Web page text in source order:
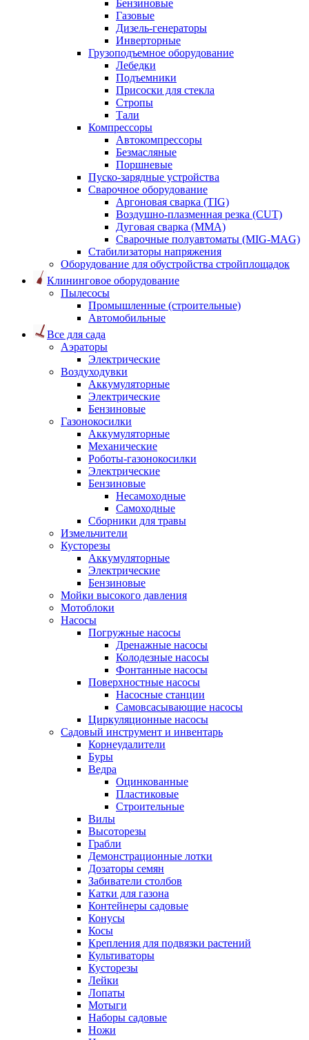
Бензиновые
Газовые
Дизель-генераторы
Инверторные
Грузоподъемное оборудование
Лебедки
Подъемники
Присоски для стекла
Стропы
Тали
Компрессоры
Автокомпрессоры
Безмасляные
Поршневые
Пуско-зарядные устройства
Сварочное оборудование
Аргоновая сварка (TIG)
Воздушно-плазменная резка (CUT)
Дуговая сварка (ММА)
Сварочные полуавтоматы (MIG-MAG)
Стабилизаторы напряжения
Оборудование для обустройства стройплощадок
Клининговое оборудование
Пылесосы
Промышленные (строительные)
Автомобильные
Все для сада
Аэраторы
Электрические
Воздуходувки
Аккумуляторные
Электрические
Бензиновые
Газонокосилки
Аккумуляторные
Механические
Роботы-газонокосилки
Электрические
Бензиновые
Несамоходные
Самоходные
Сборники для травы
Измельчители
Кусторезы
Аккумуляторные
Электрические
Бензиновые
Мойки высокого давления
Мотоблоки
Насосы
Погружные насосы
Дренажные насосы
Колодезные насосы
Фонтанные насосы
Поверхностные насосы
Насосные станции
Самовсасывающие насосы
Циркуляционные насосы
Садовый инструмент и инвентарь
Корнеудалители
Буры
Ведра
Оцинкованные
Пластиковые
Строительные
Вилы
Высоторезы
Грабли
Демонстрационные лотки
Дозаторы семян
Забиватели столбов
Катки для газона
Контейнеры садовые
Конусы
Косы
Крепления для подвязки растений
Культиваторы
Кусторезы
Лейки
Лопаты
Мотыги
Наборы садовые
Ножи